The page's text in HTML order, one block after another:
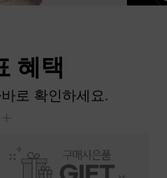
혜택
로 확인하세요.